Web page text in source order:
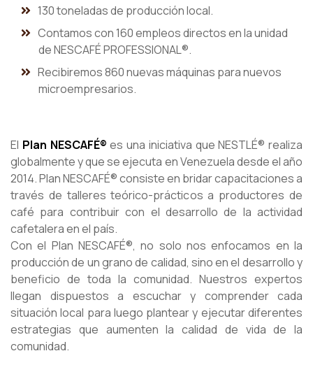
130 toneladas de producción local.
Contamos con 160 empleos directos en la unidad
de NESCAFÉ PROFESSIONAL®.
Recibiremos 860 nuevas máquinas para nuevos
microempresarios.
El Plan NESCAFÉ® es una iniciativa que NESTLÉ® realiza
globalmente y que se ejecuta en Venezuela desde el año
2014. Plan NESCAFÉ® consiste en bridar capacitaciones a
través de talleres teórico-prácticos a productores de
café para contribuir con el desarrollo de la actividad
cafetalera en el país.
Con el Plan NESCAFÉ®, no solo nos enfocamos en la
producción de un grano de calidad, sino en el desarrollo y
beneficio de toda la comunidad. Nuestros expertos
llegan dispuestos a escuchar y comprender cada
situación local para luego plantear y ejecutar diferentes
estrategias que aumenten la calidad de vida de la
comunidad.